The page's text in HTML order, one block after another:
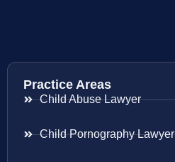
Practice Areas
Child Abuse Lawyer
Child Pornography Lawyer